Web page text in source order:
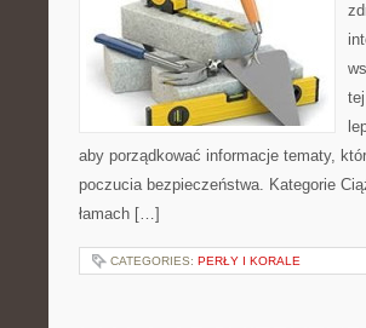
aby porządkować informacje tematy,
poczucia bezpieczeństwa. Kategorie
łamach […]
CATEGORIES: PERŁY I KORALE